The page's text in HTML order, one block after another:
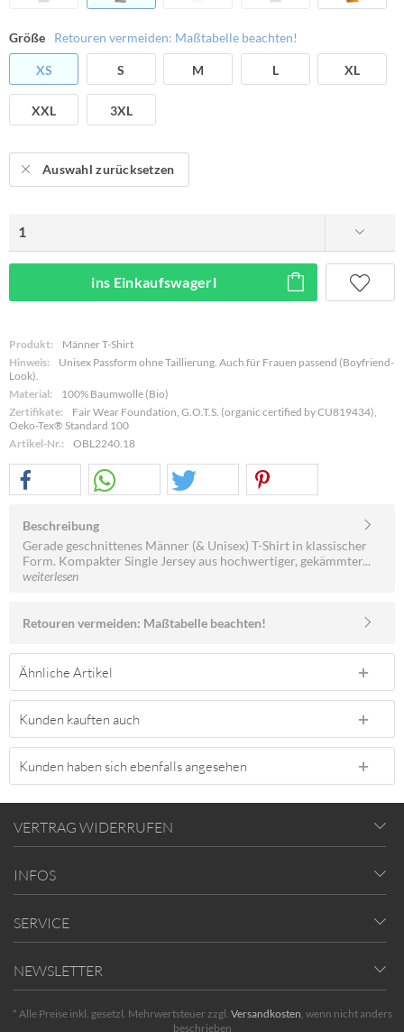
Größe Retouren vermeiden: Maßtabelle beachten!
XS S M L XL
XXL 3XL
Auswahl zurücksetzen
ins Einkaufswagerl
Produkt:
Männer T-Shirt
Hinweis:
Unisex Passform ohne Taillierung. Auch für Frauen passend (Boyfriend-
Look).
Material:
100% Baumwolle (Bio)
Zertifikate:
Fair Wear Foundation, G.O.T.S. (organic certified by CU819434),
Oeko-Tex® Standard 100
Artikel-Nr.:
OBL2240.18
Beschreibung
Gerade geschnittenes Männer (& Unisex) T-Shirt in klassischer
Form. Kompakter Single Jersey aus hochwertiger, gekämmter...
weiterlesen
Retouren vermeiden: Maßtabelle beachten!
Ähnliche Artikel
Kunden kauften auch
Kunden haben sich ebenfalls angesehen
VERTRAG WIDERRUFEN
INFOS
SERVICE
NEWSLETTER
* Alle Preise inkl. gesetzl. Mehrwertsteuer zzgl. Versandkosten, wenn nicht anders
beschrieben